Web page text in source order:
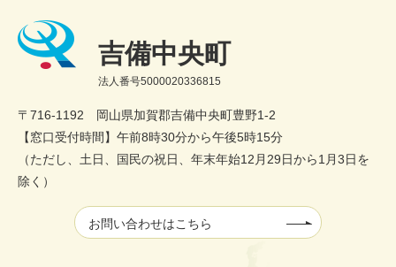
吉備中央町
法人番号5000020336815
〒716-1192 岡山県加賀郡吉備中央町豊野1-2
【窓口受付時間】午前8時30分から午後5時15分
（ただし、土日、国民の祝日、年末年始12月29日から1月3日を
除く）
お問い合わせはこちら